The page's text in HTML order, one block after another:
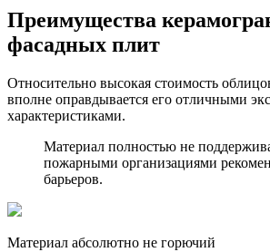
Преимущества
фасадных плит
Относительно высокая стоимость
вполне оправдывается его отличными
характеристиками.
Материал полностью не
пожарными организациями
барьеров.
Материал абсолютно не горючий